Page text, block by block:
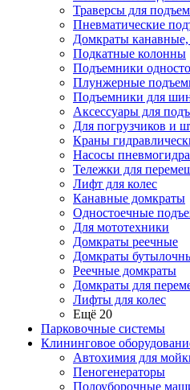
Траверсы для
Пневматические
Домкраты
Подкатные колонны
Подъемники
Плунжерные
Подъемники для
Аксессуары для
Для погрузчиков и
Краны
Насосы
Тележки для
Лифт для колес
Канавные домкраты
Одностоечные
Для мототехники
Домкраты реечные
Домкраты
Реечные домкраты
Домкраты для
Лифты для колес
Ещё 20
Парковочные системы
Клининговое
Автохимия для
Пеногенераторы
Полоуборочные